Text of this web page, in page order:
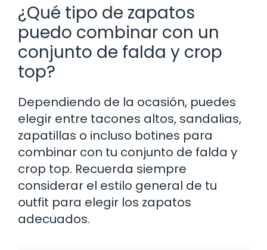
¿Qué tipo de zapatos
puedo combinar con un
conjunto de falda y crop
top?
Dependiendo de la ocasión, puedes
elegir entre tacones altos, sandalias,
zapatillas o incluso botines para
combinar con tu conjunto de falda y
crop top. Recuerda siempre
considerar el estilo general de tu
outfit para elegir los zapatos
adecuados.